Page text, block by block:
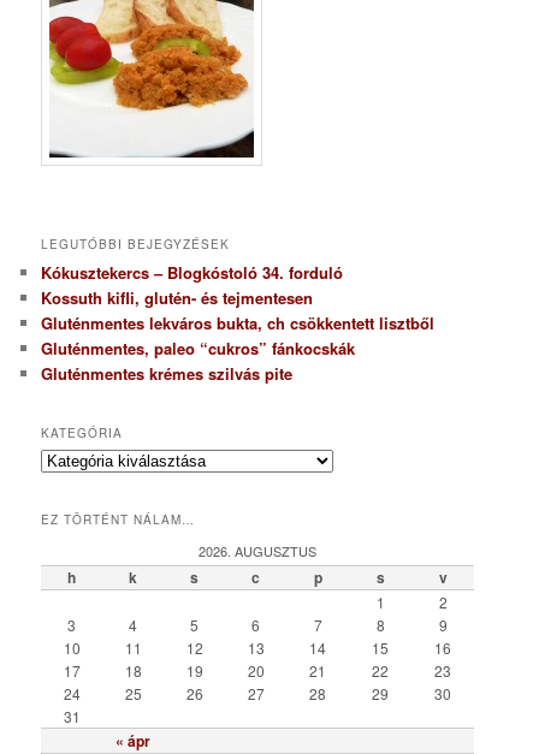
LEGUTÓBBI BEJEGYZÉSEK
Kókusztekercs – Blogkóstoló 34. forduló
Kossuth kifli, glutén- és tejmentesen
Gluténmentes lekváros bukta, ch csökkentett lisztből
Gluténmentes, paleo “cukros” fánkocskák
Gluténmentes krémes szilvás pite
KATEGÓRIA
K
e
r
EZ TÖRTÉNT NÁLAM…
2026. AUGUSZTUS
h k s c p s v
« ápr
1
2
3
4 5 6 7 8
9
10
11 12 13 14 15
16
17
18 19 20 21 22
23
24
25 26 27 28 29
30
31